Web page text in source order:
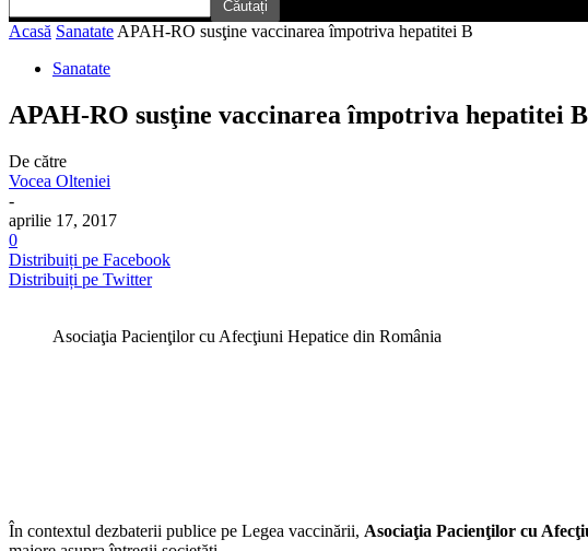
Acasă Sanatate APAH-RO susţine vaccinarea împotriva hepatitei B
Sanatate
APAH-RO susţine vaccinarea împotriva hepatitei B
De către
Vocea Olteniei
-
aprilie 17, 2017
0
Distribuiți pe Facebook
Distribuiți pe Twitter
Asociaţia Pacienţilor cu Afecţiuni Hepatice din România
În contextul dezbaterii publice pe Legea vaccinării, Asociaţia Pacienţilor cu